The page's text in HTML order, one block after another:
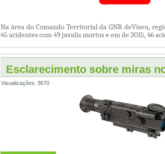
Na área do Comando Territorial da GNR deViseu,
45 acidentes com 49 javalis mortos eemde 2015, 46
Esclarecimento sobre miras
Visualizações: 3670